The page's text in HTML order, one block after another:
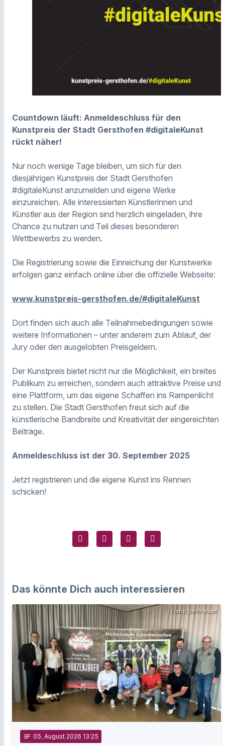
Countdown läuft: Anmeldeschluss für den
Kunstpreis der Stadt Gersthofen #digitaleKunst
rückt näher!
Nur noch wenige Tage bleiben, um sich für den
diesjährigen Kunstpreis der Stadt Gersthofen
#digitaleKunst anzumelden und eigene Werke
einzureichen. Alle interessierten Künstlerinnen und
Künstler aus der Region sind herzlich eingeladen, ihre
Chance zu nutzen und Teil dieses besonderen
Wettbewerbs zu werden.
Die Registrierung sowie die Einreichung der Kunstwerke
erfolgen ganz einfach online über die offizielle Webseite:
www.kunstpreis-gersthofen.de/#digitaleKunst
Dort finden sich auch alle Teilnahmebedingungen sowie
weitere Informationen – unter anderem zum Ablauf, der
Jury oder den ausgelobten Preisgeldern.
Der Kunstpreis bietet nicht nur die Möglichkeit, ein breites
Publikum zu erreichen, sondern auch attraktive Preise und
eine Plattform, um das eigene Schaffen ins Rampenlicht
zu stellen. Die Stadt Gersthofen freut sich auf die
künstlerische Bandbreite und Kreativität der eingereichten
Beiträge.
Anmeldeschluss ist der 30. September 2025
Jetzt registrieren und die eigene Kunst ins Rennen
schicken!
Das könnte Dich auch interessieren
Franzi Bernhauser
notes 05. August 2026 13:25